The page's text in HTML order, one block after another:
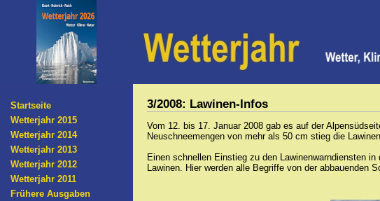
Startseite
Wetterjahr 2015
Wetterjahr 2014
Wetterjahr 2013
Wetterjahr 2012
Wetterjahr 2011
Frühere Ausgaben
3/2008: Lawinen-Infos
Vom 12. bis 17. Januar 2008 gab es auf der
Neuschneemengen von mehr als 50 cm stieg die
Einen schnellen Einstieg zu den Lawinenwarndiensten
Lawinen. Hier werden alle Begriffe von der abbauenden